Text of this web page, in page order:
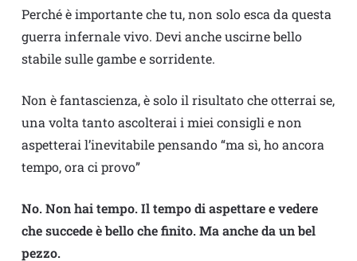
Perché è importante che tu, non solo esca da questa
guerra infernale vivo. Devi anche uscirne bello
stabile sulle gambe e sorridente.
Non è fantascienza, è solo il risultato che otterrai se,
una volta tanto ascolterai i miei consigli e non
aspetterai l’inevitabile pensando “ma sì, ho ancora
tempo, ora ci provo”
No. Non hai tempo. Il tempo di aspettare e vedere
che succede è bello che finito. Ma anche da un bel
pezzo.